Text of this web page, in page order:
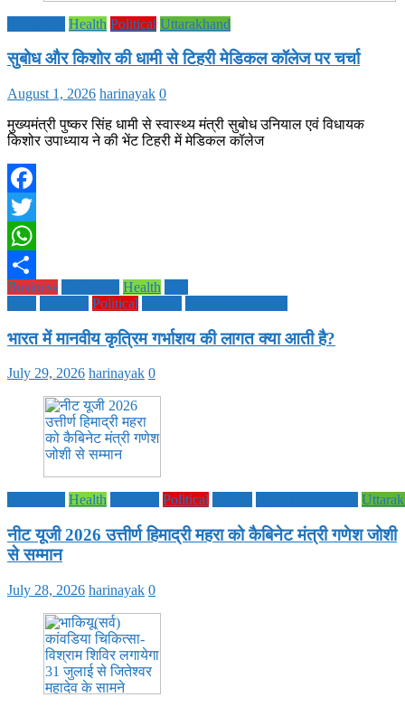
Health Political Uttarakhand
सुबोध और किशोर की धामी से टिहरी मेडिकल कॉलेज पर चर्चा
August 1, 2026 harinayak 0
मुख्यमंत्री पुष्कर सिंह धामी से स्वास्थ्य मंत्री सुबोध उनियाल एवं विधायक
किशोर उपाध्याय ने की भेंट टिहरी में मेडिकल कॉलेज
Facebook
Twitter
WhatsApp
Share
Business Health
Political
भारत में मानवीय कृत्रिम गर्भाशय की लागत क्या आती है?
July 29, 2026 harinayak 0
Health Political
नीट यूजी 2026 उत्तीर्ण हिमाद्री महरा को कैबिनेट मंत्री गणेश जोशी
से सम्मान
July 28, 2026 harinayak 0